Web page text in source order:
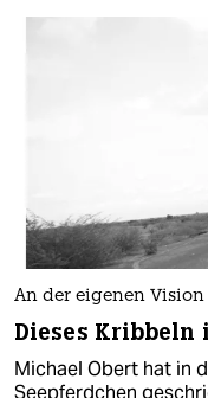
An der eigenen
Dieses Kribbeln
Michael Obert hat in
Seepferdchen